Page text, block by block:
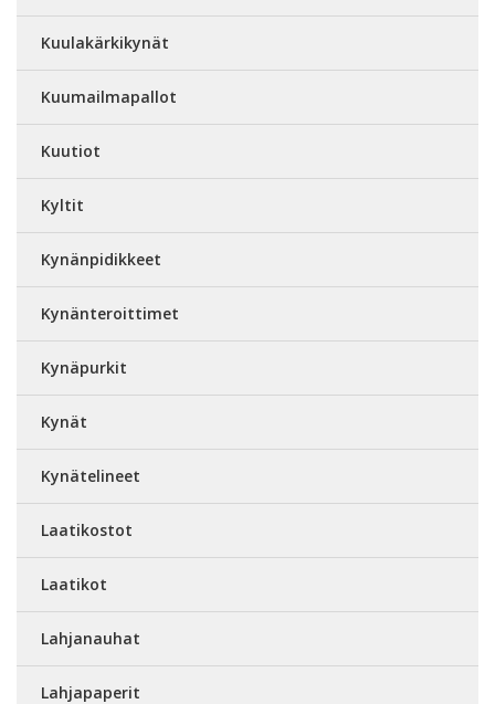
Kuulakärkikynät
Kuumailmapallot
Kuutiot
Kyltit
Kynänpidikkeet
Kynänteroittimet
Kynäpurkit
Kynät
Kynätelineet
Laatikostot
Laatikot
Lahjanauhat
Lahjapaperit